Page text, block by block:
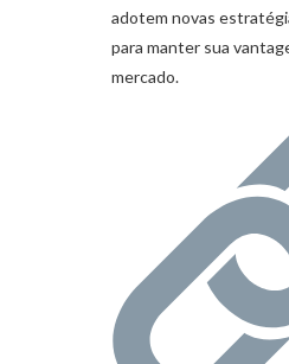
adotem novas
para manter sua
mercado.